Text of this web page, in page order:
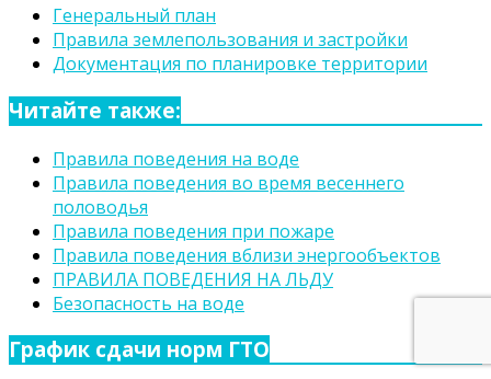
Генеральный план
Правила землепользования и застройки
Документация по планировке территории
Читайте также:
Правила поведения на воде
Правила поведения во время весеннего
половодья
Правила поведения при пожаре
Правила поведения вблизи энергообъектов
ПРАВИЛА ПОВЕДЕНИЯ НА ЛЬДУ
Безопасность на воде
График сдачи норм ГТО